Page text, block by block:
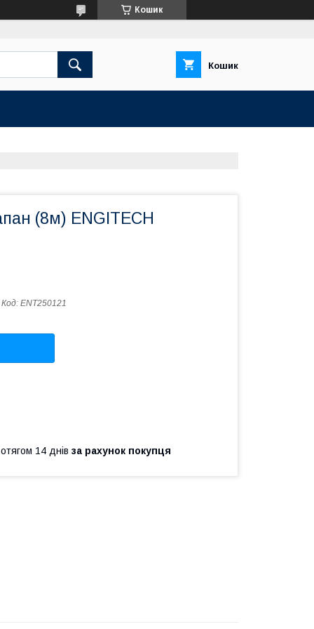
Кошик
Кошик
(8м) ENGITECH
Код: ENT250121
14 днів за рахунок покупця